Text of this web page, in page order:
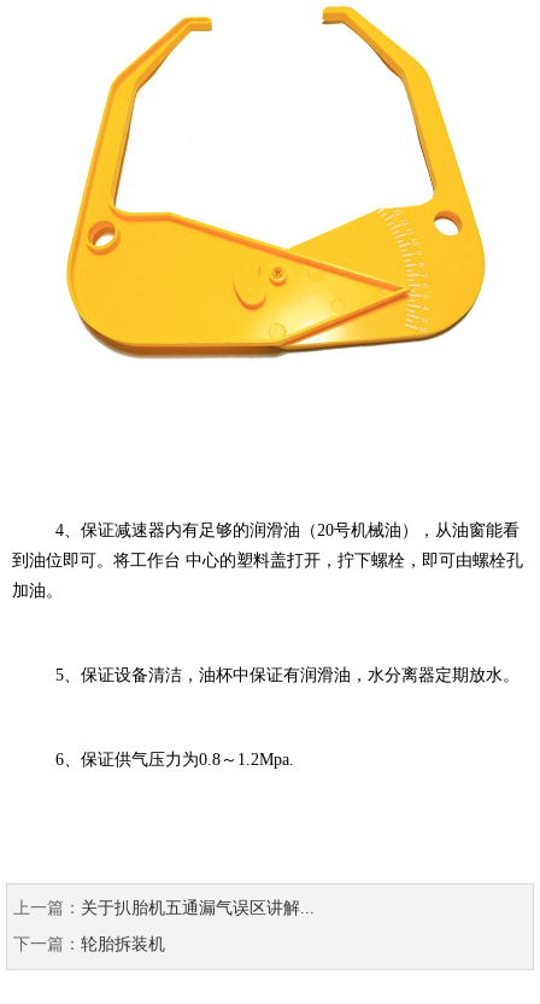
4、保证减速器内有足够的润滑油（20号机械油），从油窗能看
到油位即可。将工作台 中心的塑料盖打开，拧下螺栓，即可由螺栓孔
加油。
5、保证设备清洁，油杯中保证有润滑油，水分离器定期放水。
6、保证供气压力为0.8～1.2Mpa.
上一篇： 关于扒胎机五通漏气误区讲解...
下一篇： 轮胎拆装机